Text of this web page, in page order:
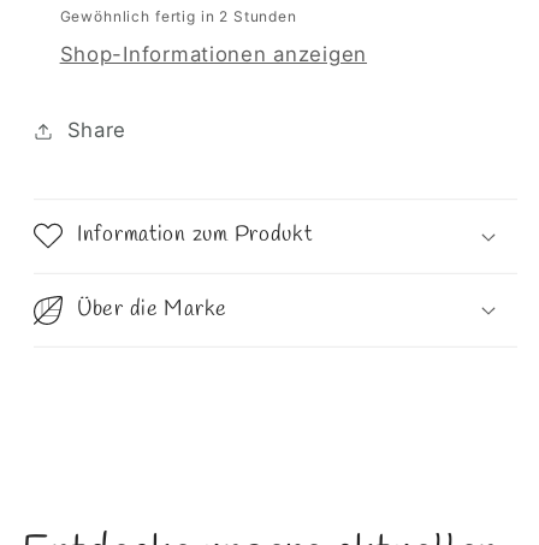
Gewöhnlich fertig in 2 Stunden
Shop-Informationen anzeigen
Share
Information zum Produkt
Über die Marke